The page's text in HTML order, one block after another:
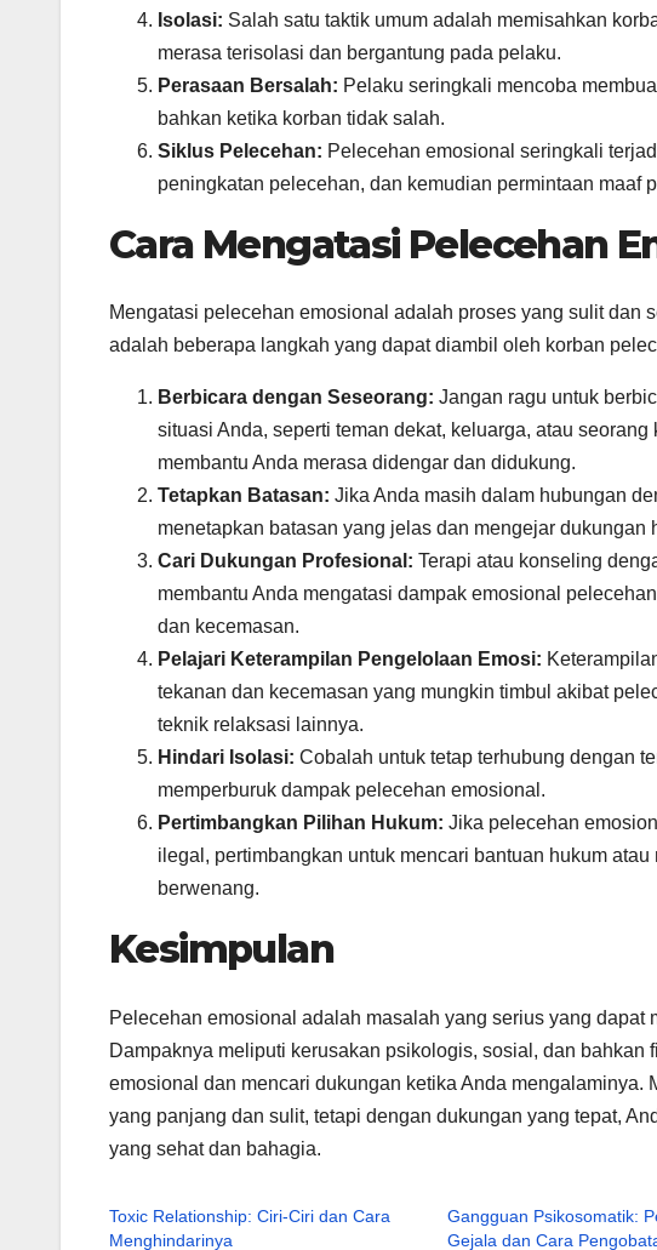
Isolasi: Salah satu taktik umum adalah memisahkan
merasa terisolasi dan bergantung pada pelaku.
Perasaan Bersalah: Pelaku seringkali mencoba
bahkan ketika korban tidak salah.
Siklus Pelecehan: Pelecehan emosional seringkali
peningkatan pelecehan, dan kemudian permintaan
Cara Mengatasi Pelecehan
Mengatasi pelecehan emosional adalah proses yang sulit dan
adalah beberapa langkah yang dapat diambil oleh korban
Berbicara dengan Seseorang: Jangan ragu untuk
situasi Anda, seperti teman dekat, keluarga, atau
membantu Anda merasa didengar dan didukung.
Tetapkan Batasan: Jika Anda masih dalam hubungan
menetapkan batasan yang jelas dan mengejar dukungan
Cari Dukungan Profesional: Terapi atau konseling
membantu Anda mengatasi dampak emosional
dan kecemasan.
Pelajari Keterampilan Pengelolaan Emosi:
tekanan dan kecemasan yang mungkin timbul akibat
teknik relaksasi lainnya.
Hindari Isolasi: Cobalah untuk tetap terhubung dengan
memperburuk dampak pelecehan emosional.
Pertimbangkan Pilihan Hukum: Jika pelecehan
ilegal, pertimbangkan untuk mencari bantuan hukum
berwenang.
Kesimpulan
Pelecehan emosional adalah masalah yang serius yang
Dampaknya meliputi kerusakan psikologis, sosial, dan
emosional dan mencari dukungan ketika Anda
yang panjang dan sulit, tetapi dengan dukungan yang tepat,
yang sehat dan bahagia.
Toxic Relationship: Ciri-Ciri dan Cara
Menghindarinya
Gangguan Psikosomatik:
Gejala dan Cara